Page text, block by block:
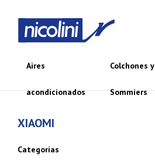
Aires
acondicionados
Colchones y
Sommiers
XIAOMI
Categorías